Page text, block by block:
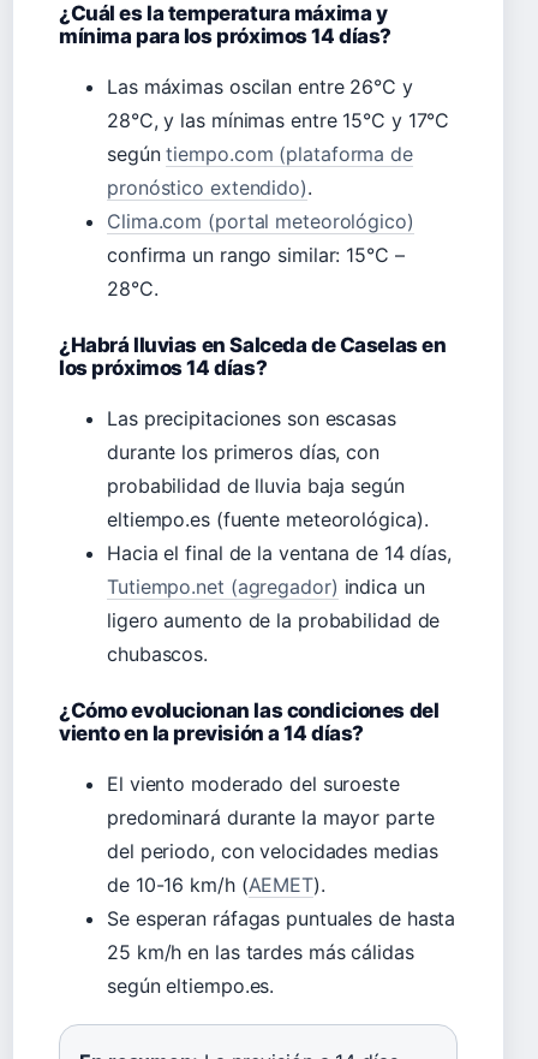
¿Cuál es la temperatura máxima y
mínima para los próximos 14 días?
Las máximas oscilan entre 26°C y
28°C, y las mínimas entre 15°C y 17°C
segúntiempo.com (plataforma de
pronóstico extendido).
Clima.com (portal meteorológico)
confirma un rango similar: 15°C –
28°C.
¿Habrá lluvias en Salceda de Caselas en
los próximos 14 días?
Las precipitaciones son escasas
durante los primeros días, con
probabilidad de lluvia baja según
eltiempo.es (fuente meteorológica).
Hacia el final de la ventana de 14 días,
Tutiempo.net (agregador) indica un
ligero aumento de la probabilidad de
chubascos.
¿Cómo evolucionan las condiciones del
viento en la previsión a 14 días?
El viento moderado del suroeste
predominará durante la mayor parte
del periodo, con velocidades medias
de 10-16 km/h (AEMET).
Se esperan ráfagas puntuales de hasta
25 km/h en las tardes más cálidas
según eltiempo.es.